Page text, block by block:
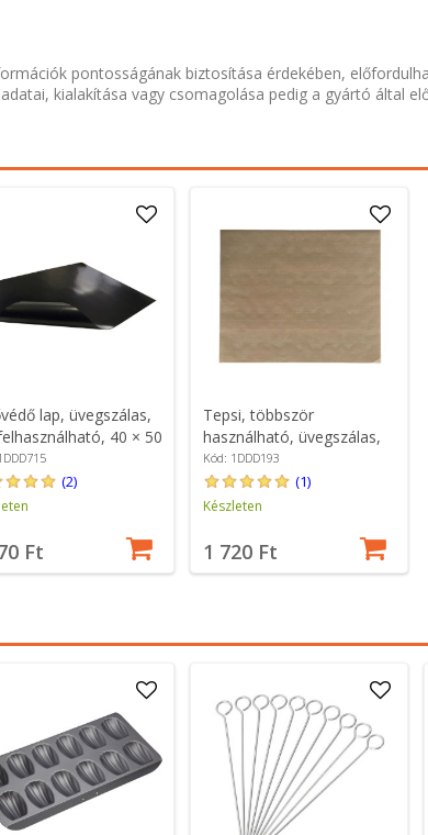
pontosságának biztosítása érdekében,
kialakítása vagy csomagolása pedig a gyártó által
lap, üvegszálas,
40 × 50
(2)
Ft
Tepsi, többször
használható, üvegszálas,
40 × 33 cm, barna - NoStik
Kód: 1DDD193
(1)
Készleten
1 720 Ft